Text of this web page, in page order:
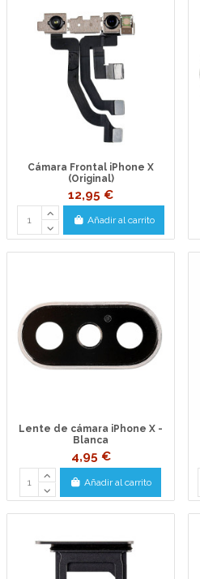
Cámara Frontal iPhone X
(Original)
12,95 €
Añadir al carrito
Lente de cámara iPhone X -
Blanca
4,95 €
Añadir al carrito